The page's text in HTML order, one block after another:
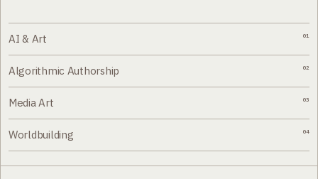
AI & Art 01
Algorithmic Authorship 02
Media Art 03
Worldbuilding 04